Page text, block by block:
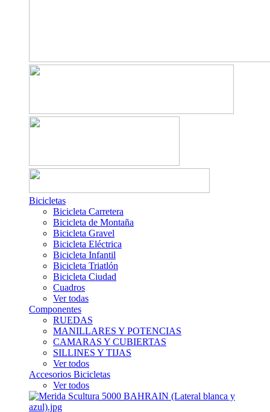
Bicicletas
Bicicleta Carretera
Bicicleta de Montaña
Bicicleta Gravel
Bicicleta Eléctrica
Bicicleta Infantil
Bicicleta Triatlón
Bicicleta Ciudad
Cuadros
Ver todas
Componentes
RUEDAS
MANILLARES Y POTENCIAS
CAMARAS Y CUBIERTAS
SILLINES Y TIJAS
Ver todos
Accesorios Bicicletas
Ver todos